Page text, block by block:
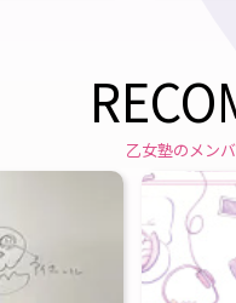
乙女塾のメン